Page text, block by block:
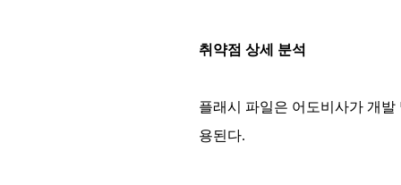
취약점 상세 분석
플래시 파일은 어도비사가 개
용된다.